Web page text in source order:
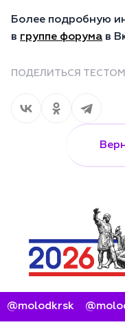
Более подробную
в группе форума в
ПОДЕЛИТЬСЯ ТЕСТОМ
@molodkrsk